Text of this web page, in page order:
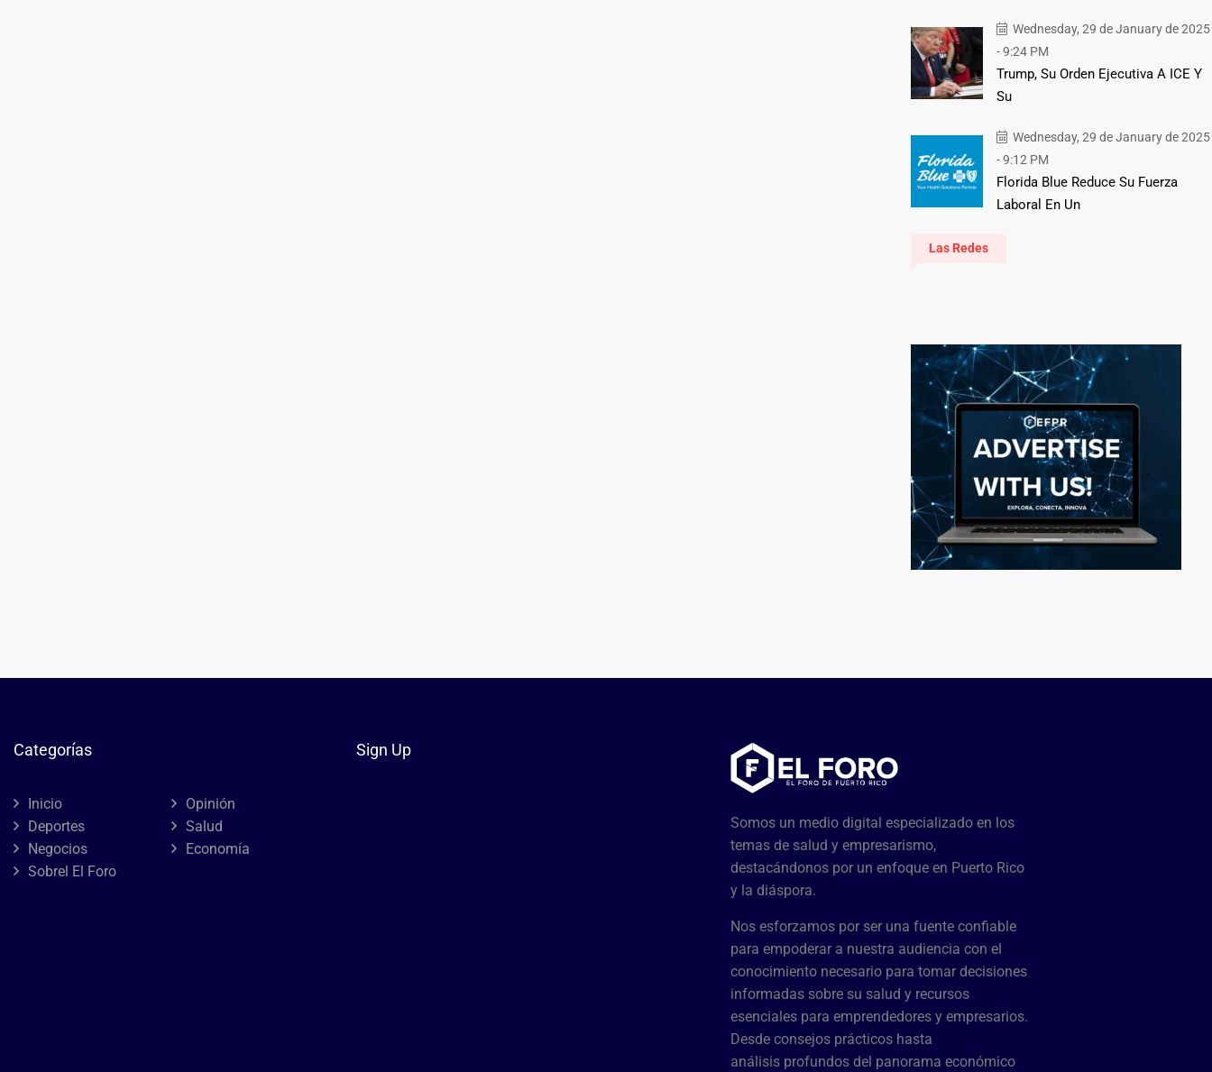
Wednesday, 29 de January de 2025
- 9:24 PM
Trump, Su Orden Ejecutiva A ICE Y
Su
Wednesday, 29 de January de 2025
- 9:12 PM
Florida Blue Reduce Su Fuerza
Laboral En Un
Las Redes
Categorías
Inicio
Opinión
Deportes
Salud
Negocios
Economía
Sobrel El Foro
Sign Up
Somos un medio digital especializado en los
temas de salud y empresarismo,
destacándonos por un enfoque en Puerto Rico
y la diáspora.
Nos esforzamos por ser una fuente confiable
para empoderar a nuestra audiencia con el
conocimiento necesario para tomar decisiones
informadas sobre su salud y recursos
esenciales para emprendedores y empresarios.
Desde consejos prácticos hasta
análisis profundos del panorama económico